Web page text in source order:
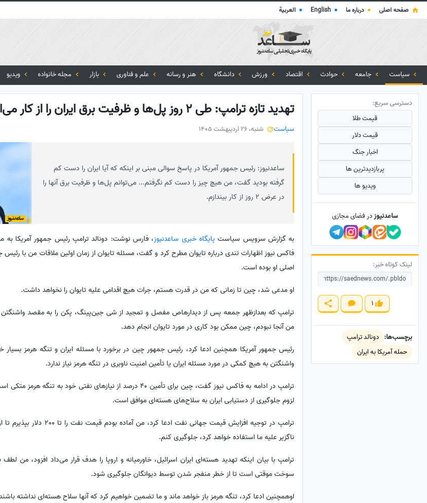
صفحه اصلی ● درباره ما ●
English
● العربية
سیاست جامعه حوادث اقتصاد ورزش دانشگاه هنر و رسانه علم و فناوری بازار مجله خانواده ویدیو
تهدید تازه ترامپ: طی 2 روز پل‌ها و ظرفیت برق ایران را از کار می‌اندازم
سیاست شنبه، 26 اردیبهشت 1405
ساعدنیوز: رئیس جمهور آمریکا در پاسخ سوالی مبنی بر اینکه که آیا ایران را دست کم
گرفته بودید گفت، من هیچ چیز را دست کم نگرفتم... می‌توانم پل‌ها و ظرفیت برق آنها را
در عرض 2 روز از کار بیندازم.
به گزارش سرویس سیاست پایگاه خبری ساعدنیوز،‌ فارس نوشت: دونالد ترامپ رئیس جمهور آمریکا
اصلی او بوده است.
او مدعی شد، چین تا زمانی که من در قدرت هستم، جرات هیچ اقدامی علیه تایوان را نخواهد داشت.
ترامپ که بعدازظهر جمعه پس از دیدارهاص مفصل و تمجید از شی جین‌پینگ، پکن را به مقصد
من آنجا نبودم، چین ممکن بود کاری در مورد تایوان انجام دهد.
رئیس جمهور آمریکا همچنین ادعا کرد، رئیس جمهور چین در برخورد با مسئله ایران و تنگه هرمز
واشنگتن به هیچ کمکی در مورد مسئله ایران یا تأمین امنیت ناوبری در تنگه هرمز نیاز ندارد.
ترامپ در ادامه به فاکس نیوز گفت، چین برای تأمین 40 درصد از نیازهای
لزوم جلوگیری از دستیابی ایران به سلاح‌های هسته‌ای موافق است.
ترامپ در توجیه افزایش قیمت جهانی
ناگزیر علیه ما استفاده خواهد کرد، جلوگیری کنم.
ترامپ با بیان اینکه تهدید هسته‌ای ایران اسرائیل، خاورمیانه و اروپا را هدف قرار می‌داد افزود، من
سوخت موقتی است تا از خطر منفجر شدن توسط دیوانگان جلوگیری شود.
اوهمچنین ادعا کرد، تنگه هرمز باز خواهد ماند و ما تضمین خواهیم کرد که آنها سلاح هسته‌ای نداشته
دسترسی سریع:
قیمت طلا
قیمت دلار
اخبار جنگ
پربازدید‌ترین ها
ویدیو ها
ساعدنیوزدر فضای مجازی
لینک کوتاه خبر:
1
برچسب‌ها: دونالد ترامپ
حمله آمریکا به ایران